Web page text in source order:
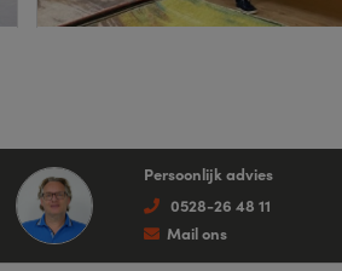
Persoonlijk advies
0528-26 48 11
Mail ons